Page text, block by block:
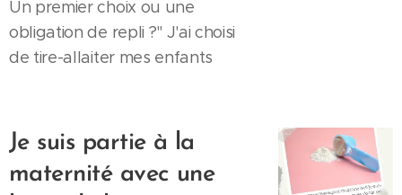
Un premier choix ou une
obligation de repli ?" J'ai choisi
de tire-allaiter mes enfants
Je suis partie à la
maternité avec une